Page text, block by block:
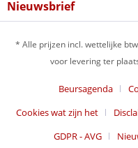
Nieuwsbrief
* Alle prijzen incl. wettelijke
voor levering ter
Beursagenda
Cookies wat zijn het
GDPR - AVG